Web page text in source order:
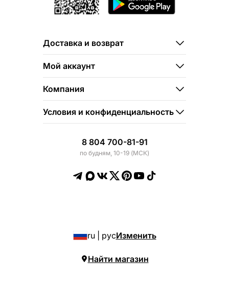
Доставка и возврат
Мой аккаунт
Компания
Условия и конфиденциальность
8 804 700-81-91
по будням, 10-19 (МСК)
ru | русИзменить
Найти магазин